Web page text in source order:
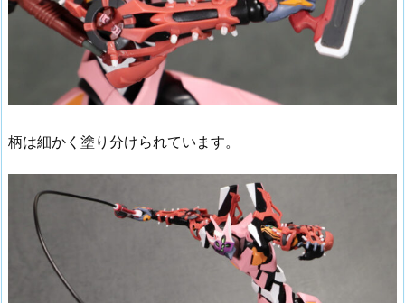
柄は細かく塗り分けられています。